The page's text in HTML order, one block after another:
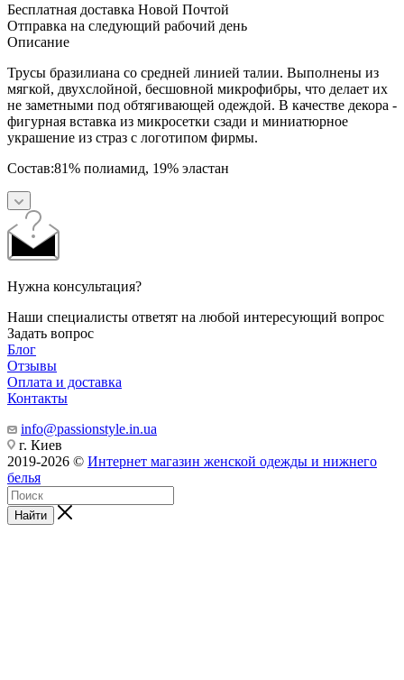
Бесплатная доставка Новой Почтой
Отправка на следующий рабочий день
Описание
Трусы бразилиана со средней линией талии. Выполнены из
мягкой, двухслойной, бесшовной микрофибры, что делает их
не заметными под обтягивающей одеждой. В качестве декора -
фигурная вставка из микросетки сзади и миниатюрное
украшение из страз с логотипом фирмы.
Состав:81% полиамид, 19% эластан
Нужна консультация?
Наши специалисты ответят на любой интересующий вопрос
Задать вопрос
Блог
Отзывы
Оплата и доставка
Контакты
info@passionstyle.in.ua
г. Киев
2019-2026 © Интернет магазин женской одежды и нижнего
белья
Найти